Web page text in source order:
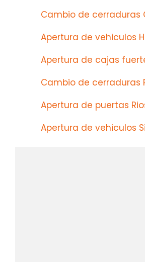
Cambio de cerraduras
Apertura de vehiculos
Apertura de cajas
Cambio de cerraduras
Apertura de puertas
Apertura de vehiculos